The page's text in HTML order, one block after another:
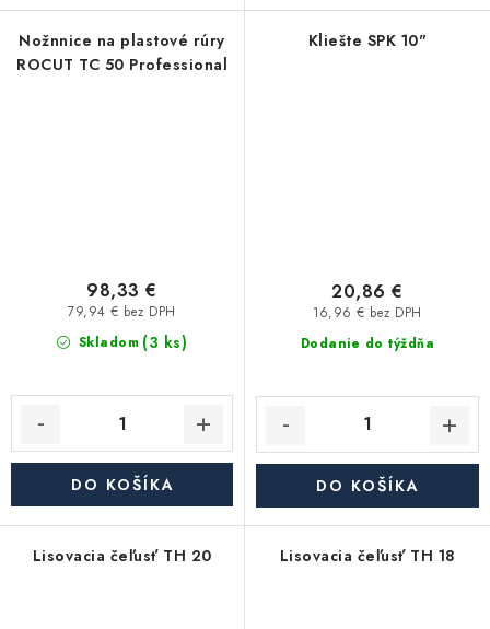
Nožnnice na plastové rúry
ROCUT TC 50 Professional
Skladom (3 ks)
79,94 € bez DPH
98,33 €
DO KOŠÍKA
Kliešte SPK 10"
Dodanie do týždňa
16,96 € bez DPH
20,86 €
DO KOŠÍKA
Lisovacia čeľusť TH 20 Lisovacia čeľusť TH 18